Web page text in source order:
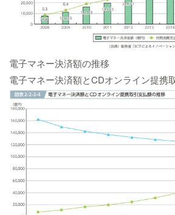
電子マネー決済額の推移
電子マネー決済額とCDオンライン提携